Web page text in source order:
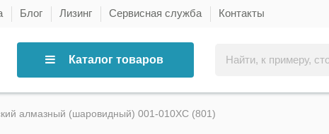
Блог Лизинг Сервисная служба Контакты
Каталог товаров
алмазный (шаровидный) 001-010XC (801)